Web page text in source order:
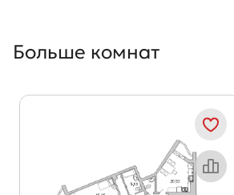
Больше комнат